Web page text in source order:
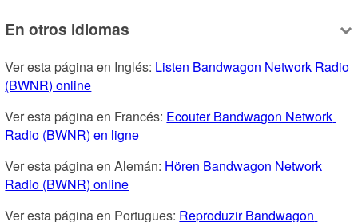
En otros idiomas
Ver esta página en Inglés: Listen Bandwagon Network Radio
(BWNR) online
Ver esta página en Francés: Ecouter Bandwagon Network
Radio (BWNR) en ligne
Ver esta página en Alemán: Hören Bandwagon Network
Radio (BWNR) online
Ver esta página en Portugues: Reproduzir Bandwagon